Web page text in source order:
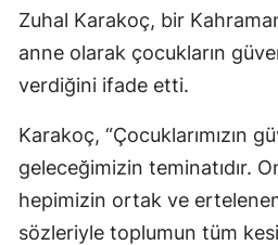
Zuhal Karakoç, bir
anne olarak çocukların
verdiğini ifade etti.
Karakoç, “Çocuklarımızın
geleceğimizin teminatıdır.
hepimizin ortak ve
sözleriyle toplumun tüm